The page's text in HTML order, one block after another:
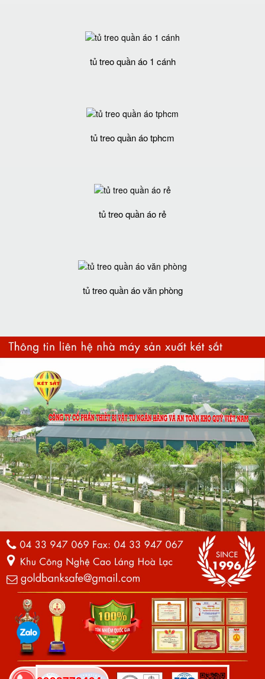
tủ treo quần áo 1 cánh
tủ treo quần áo tphcm
tủ treo quần áo rẻ
tủ treo quần áo văn phòng